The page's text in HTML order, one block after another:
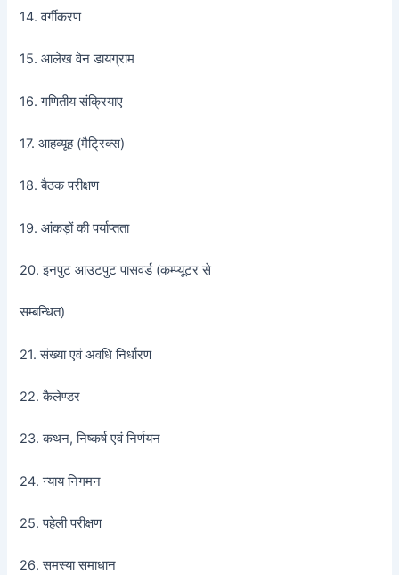
14. वर्गीकरण
15. आलेख वेन डायग्राम
16. गणितीय संक्रियाए
17. आहव्यूह (मैट्रिक्स)
18. बैठक परीक्षण
19. आंकड़ों की पर्याप्तता
20. इनपुट आउटपुट पासवर्ड (कम्प्यूटर से
सम्बन्धित)
21. संख्या एवं अवधि निर्धारण
22. कैलेण्डर
23. कथन, निष्कर्ष एवं निर्णयन
24. न्याय निगमन
25. पहेली परीक्षण
26. समस्या समाधान